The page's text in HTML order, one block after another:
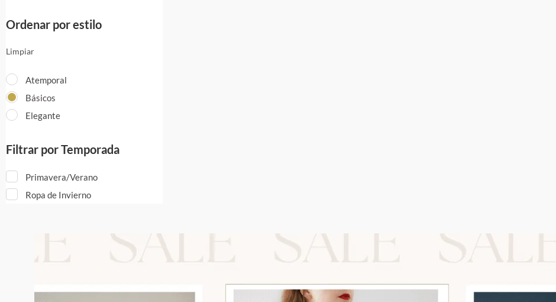
Ordenar por estilo
Limpiar
Atemporal
Básicos
Elegante
Filtrar por Temporada
Primavera/Verano
Ropa de Invierno